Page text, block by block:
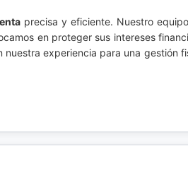
precisa y eficiente. Nuestro
en proteger sus intereses
experiencia para una gestión